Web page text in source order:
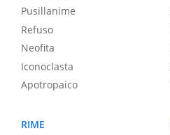
Pusillanime
Refuso
Neofita
Iconoclasta
Apotropaico
RIME